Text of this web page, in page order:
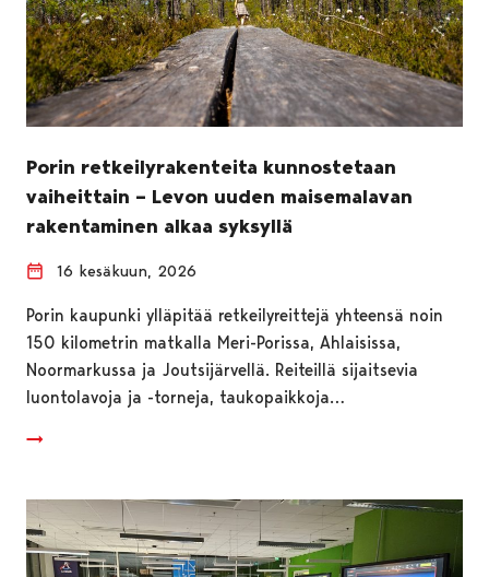
Porin retkeilyrakenteita kunnostetaan
vaiheittain – Levon uuden maisemalavan
rakentaminen alkaa syksyllä
16 kesäkuun, 2026
Porin kaupunki ylläpitää retkeilyreittejä yhteensä noin
150 kilometrin matkalla Meri-Porissa, Ahlaisissa,
Noormarkussa ja Joutsijärvellä. Reiteillä sijaitsevia
luontolavoja ja -torneja, taukopaikkoja…